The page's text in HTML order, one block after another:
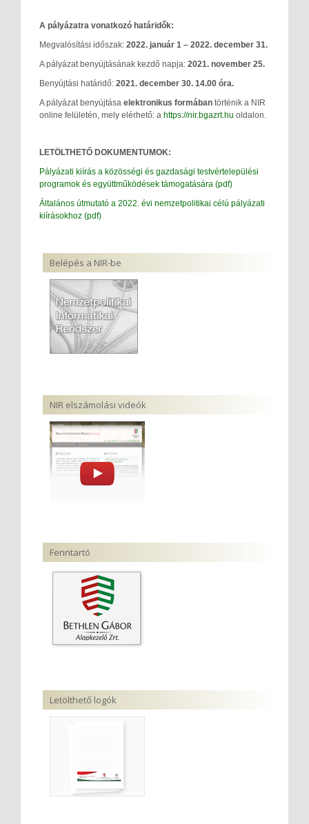
A pályázatra vonatkozó határidők:
Megvalósítási időszak:2022. január 1 – 2022. december 31.
A pályázat benyújtásának kezdő napja:2021. november 25.
Benyújtási határidő:2021. december 30. 14.00 óra.
A pályázat benyújtásaelektronikus formában történik a NIR
online felületén, mely elérhető: a https://nir.bgazrt.hu oldalon.
LETÖLTHETŐ DOKUMENTUMOK:
Pályázati kiírás a közösségi és gazdasági testvértelepülési
programok és együttműködések támogatására (pdf)
Általános útmutató a 2022. évi nemzetpolitikai célú pályázati
kiírásokhoz (pdf)
Belépés a NIR-be
NIR elszámolási videók
Fenntartó
Letölthető logók